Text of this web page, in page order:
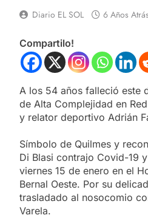
Diario EL SOL 6 Años Atrás
Compartilo!
A los 54 años falleció este
de Alta Complejidad en
y relator deportivo Adrián
Símbolo de Quilmes y
Di Blasi contrajo Covid-19
viernes 15 de enero en el
Bernal Oeste. Por su
trasladado al nosocomio
Varela.